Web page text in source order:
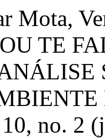
Mota,
TE
10, no. 2